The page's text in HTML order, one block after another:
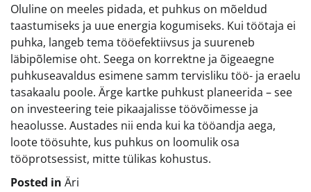
Oluline on meeles pidada, et puhkus on mõeldud
taastumiseks ja uue energia kogumiseks. Kui töötaja ei
puhka, langeb tema tööefektiivsus ja suureneb
läbipõlemise oht. Seega on korrektne ja õigeaegne
puhkuseavaldus esimene samm tervisliku töö- ja eraelu
tasakaalu poole. Ärge kartke puhkust planeerida – see
on investeering teie pikaajalisse töövõimesse ja
heaolusse. Austades nii enda kui ka tööandja aega,
loote töösuhte, kus puhkus on loomulik osa
tööprotsessist, mitte tülikas kohustus.
Posted in Äri